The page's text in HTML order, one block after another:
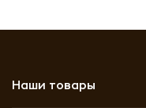
Наши товары